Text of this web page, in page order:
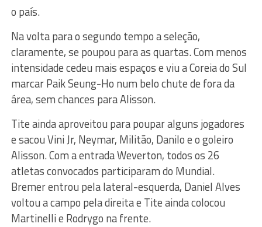
o país.
Na volta para o segundo tempo a seleção,
claramente, se poupou para as quartas. Com menos
intensidade cedeu mais espaços e viu a Coreia do Sul
marcar Paik Seung-Ho num belo chute de fora da
área, sem chances para Alisson.
Tite ainda aproveitou para poupar alguns jogadores
e sacou Vini Jr, Neymar, Militão, Danilo e o goleiro
Alisson. Com a entrada Weverton, todos os 26
atletas convocados participaram do Mundial.
Bremer entrou pela lateral-esquerda, Daniel Alves
voltou a campo pela direita e Tite ainda colocou
Martinelli e Rodrygo na frente.